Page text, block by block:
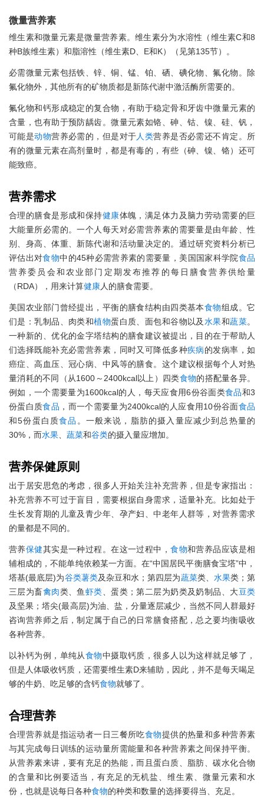
微量营养素
维生素和微量元素是微量营养素。维生素分为水溶性（维生素C和8
种B族维生素）和脂溶性（维生素D、E和K）（见第135节）。
必需微量元素包括铁、锌、铜、锰、铂、硒、碘化物、氟化物。除
氟化物外，其他所有的矿物质都是新陈代谢中激活酶所需要的。
氟化物和钙形成稳定的复合物，有助于稳定骨和牙齿中微量元素的
含量，也有助于预防龋齿。微量元素如铬、砷、钴、镍、硅、钒，
可能是动物营养必需的，但是对于人类营养是否必需还不肯定。所
有的微量元素在高剂量时，都是有毒的，有些（砷、镍、铬）还可
能致癌。
营养需求
合理的膳食是形成和保持健康体魄，满足体力及脑力劳动需要的巨
大能量所必需的。一个人每天对必需营养素的需要量是由年龄、性
别、身高、体重、新陈代谢和活动量决定的。通过研究资料分析已
评估出对食物中的45种必需营养素的需要量，美国国家科学院食品
营养委员会和农业部门定期发布推荐的每日膳食营养供给量
（RDA），用来计算健康人的膳食需要。
美国农业部门曾经提出，平衡的膳食结构由四类基本食物组成。它
们是：乳制品、肉类和植物蛋白质、面包和谷物以及水果和蔬菜。
一种新的、优化的金字塔结构的膳食建议被提出，目的在于帮助人
们选择既能补充必需营养素，同时又可降低多种疾病的发病率，如
癌症、高血压、冠心病、中风等的膳食。这个建议根据每个人对热
量消耗的不同（从1600～2400kcal以上）四类食物的搭配量各异。
例如，一个需要量为1600kcal的人，每天应食用6份谷面类食品和3
份蛋白质食品 ，而一个需要量为2400kcal的人应食用10份谷面食品
和5份蛋白质食品 。一般来说，脂肪的摄入量应减少到总热量的
30%，而水果 蔬菜和谷类的摄入量应增加。
营养保健原则
出于居安思危的考虑，很多人开始关注补充营养，但是专家指出：
补充营养不可过于盲目，需要根据自身需求，适量补充。比如处于
生长发育期的儿童及青少年、孕产妇、中老年人群等，对营养需求
的量都是不同的。
营养保健其实是一种过程。在这一过程中，食物和营养品应该是相
辅相成的，不能单纯依赖某一方面。在“中国居民平衡膳食宝塔”中，
塔基(最底层)为谷类薯类及杂豆和水；第四层为蔬菜类、 水果类；第
三层为畜禽肉类、鱼虾类 、蛋类；第二层为奶类及奶制品、大豆类
及坚果；塔尖(最高层)为油、盐，分量逐层减少，当然不同人群最好
咨询营养师之后，制定属于自己的日常膳食搭配，总之要均衡吸收
各种营养。
以补钙为例，单纯从食物中摄取钙质，很多人以为这样就足够了，
但是人体吸收钙质，还需要维生素D来辅助，因此，并不是每天喝足
够的牛奶、吃足够的含钙食物就够了。
合理营养
合理营养就是指运动者一日三餐所吃食物提供的热量和多种营养素
与其完成每日训练的运动量所需能量和各种营养素之间保持平衡。
从营养素来讲，要有充足的热能，而且蛋白质、脂肪、碳水化合物
的含量和比例要适当，有充足的无机盐、维生素、微量元素和水
份，也就是说每日各种食物的种类和数量的选择要得当、充足。